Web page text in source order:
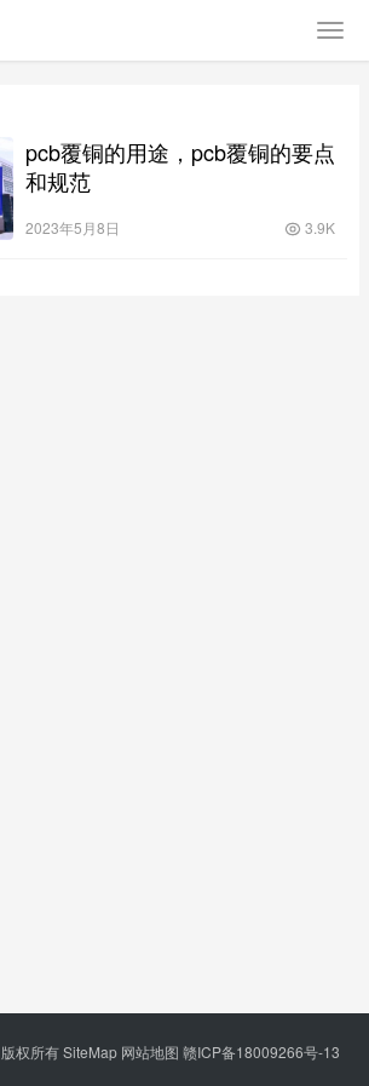
pcb覆铜的用途，pcb覆铜的要点
和规范
2023年5月8日 3.9K
权所有SiteMap 网站地图 赣ICP备18009266号-13